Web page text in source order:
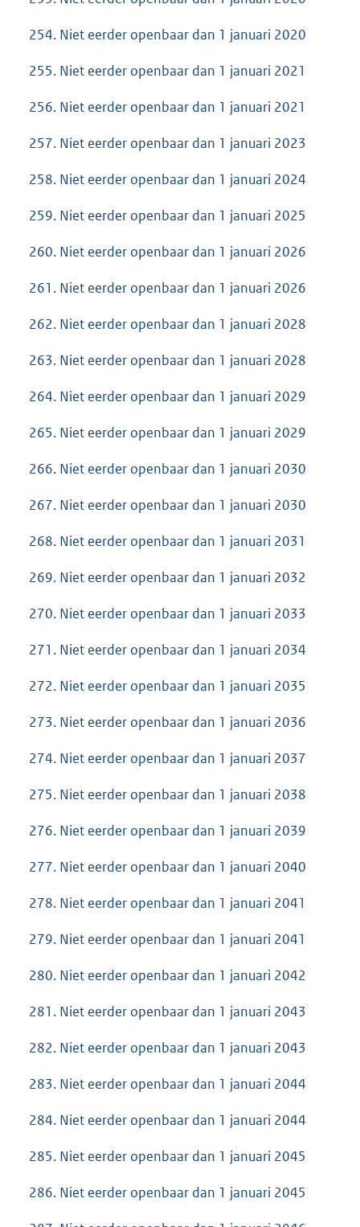
254. Niet eerder openbaar dan 1 januari 2020
255. Niet eerder openbaar dan 1 januari 2021
256. Niet eerder openbaar dan 1 januari 2021
257. Niet eerder openbaar dan 1 januari 2023
258. Niet eerder openbaar dan 1 januari 2024
259. Niet eerder openbaar dan 1 januari 2025
260. Niet eerder openbaar dan 1 januari 2026
261. Niet eerder openbaar dan 1 januari 2026
262. Niet eerder openbaar dan 1 januari 2028
263. Niet eerder openbaar dan 1 januari 2028
264. Niet eerder openbaar dan 1 januari 2029
265. Niet eerder openbaar dan 1 januari 2029
266. Niet eerder openbaar dan 1 januari 2030
267. Niet eerder openbaar dan 1 januari 2030
268. Niet eerder openbaar dan 1 januari 2031
269. Niet eerder openbaar dan 1 januari 2032
270. Niet eerder openbaar dan 1 januari 2033
271. Niet eerder openbaar dan 1 januari 2034
272. Niet eerder openbaar dan 1 januari 2035
273. Niet eerder openbaar dan 1 januari 2036
274. Niet eerder openbaar dan 1 januari 2037
275. Niet eerder openbaar dan 1 januari 2038
276. Niet eerder openbaar dan 1 januari 2039
277. Niet eerder openbaar dan 1 januari 2040
278. Niet eerder openbaar dan 1 januari 2041
279. Niet eerder openbaar dan 1 januari 2041
280. Niet eerder openbaar dan 1 januari 2042
281. Niet eerder openbaar dan 1 januari 2043
282. Niet eerder openbaar dan 1 januari 2043
283. Niet eerder openbaar dan 1 januari 2044
284. Niet eerder openbaar dan 1 januari 2044
285. Niet eerder openbaar dan 1 januari 2045
286. Niet eerder openbaar dan 1 januari 2045